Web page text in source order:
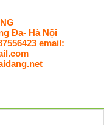
Đa- Hà Nội
email: